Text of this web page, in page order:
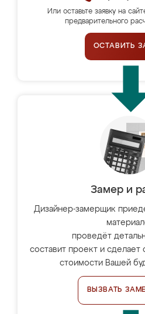
Или оставьте заявку на
предварительного
ОСТАВИТЬ
Замер и
Дизайнер-замерщик
проведёт
составит проект и сделает
стоимости Вашей
ВЫЗВАТЬ